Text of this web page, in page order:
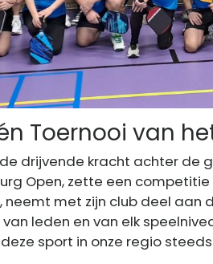
Toernooi van
drijvende kracht achter de
Open, zette een
neemt met zijn club deel aan
leden en van elk
sport in onze regio